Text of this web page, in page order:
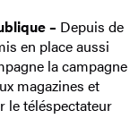
– Depuis de
en place aussi
la campagne
magazines et
le téléspectateur